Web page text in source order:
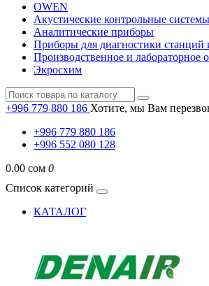
OWEN
Акустические контрольные системы
Аналитические приборы
Приборы для диагностики станций
Производственное и лабораторное
Экросхим
+996 779 880 186 Хотите, мы Вам
+996 779 880 186
+996 552 080 128
0.00 сом 0
Список категорий
КАТАЛОГ